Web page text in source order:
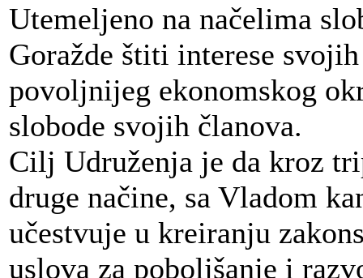
Utemeljeno na načelima
Goražde štiti interese
povoljnijeg ekonomskog
slobode svojih članova.
Cilj Udruženja je da kroz
druge načine, sa Vladom
učestvuje u kreiranju
uslova za poboljšanje i